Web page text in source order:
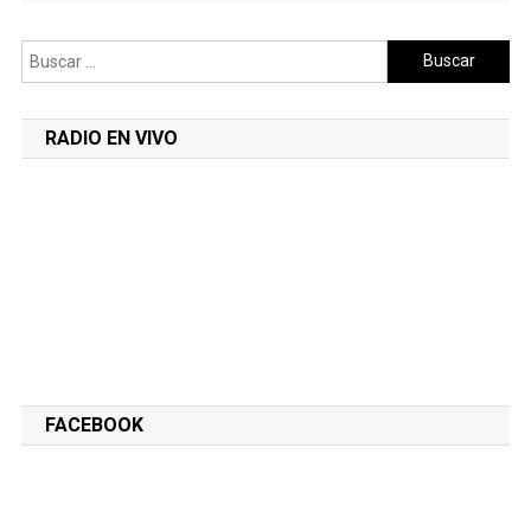
Buscar:
RADIO EN VIVO
FACEBOOK